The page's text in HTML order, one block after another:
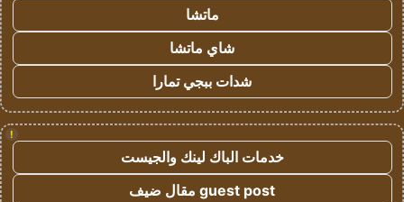
ماتشا
شاي ماتشا
شدات ببجي تمارا
!
خدمات الباك لينك والجيست
guest post مقال ضيف